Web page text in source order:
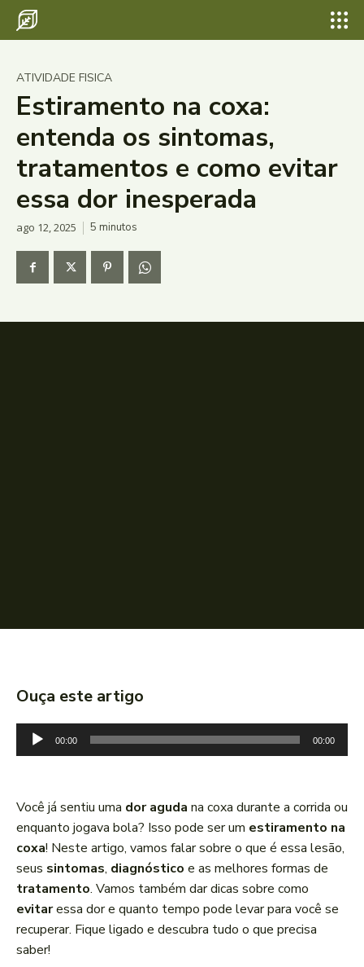
ATIVIDADE FISICA
Estiramento na coxa:
entenda os sintomas,
tratamentos e como evitar
essa dor inesperada
ago 12, 2025 5 minutos
Ouça este artigo
o
d
o
r
d
e
á
u
d
00:00 00:00
Você já sentiu uma dor aguda na coxa durante a corrida ou
enquanto jogava bola? Isso pode ser um estiramento na
coxa! Neste artigo, vamos falar sobre o que é essa lesão,
seus sintomas, diagnóstico e as melhores formas de
tratamento. Vamos também dar dicas sobre como
evitaressa dor e quanto tempo pode levar para você se
recuperar. Fique ligado e descubra tudo o que precisa
saber!